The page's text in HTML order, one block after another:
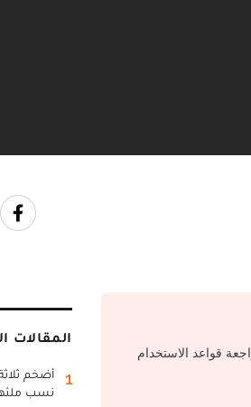
قواعد الاستخدام
المقالات
1
أضخم
نسب